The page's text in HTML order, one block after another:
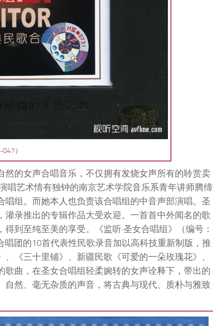
）
的女声合唱音乐，不仅拥有发烧女声所有的聆赏卖
唱艺术情有独钟的南京艺术学院音乐系青年讲师腾缔
组。而她本人也负责该合唱组的中音声部演唱。圣
录推出的专辑作品大受欢迎。一首首中外闻名的歌
到至纯至美的享受。《监听·圣女合唱组》（编号：
团的10首代表性民歌录音加以高科技重新制版，推
《三十里铺》、新疆民歌《可爱的一朵玫瑰花》、
曲，在圣女合唱组轻柔婉转的女声诠释下，带出的
然、毫无杂质的声音，将古典与现代、质朴与雅致